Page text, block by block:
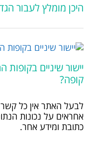
היכן מומלץ לעבור
יישור שיניים
קופה?
לבעל האתר אין כל קשר
אחראים על נכונות
כתובת ומידע אחר.